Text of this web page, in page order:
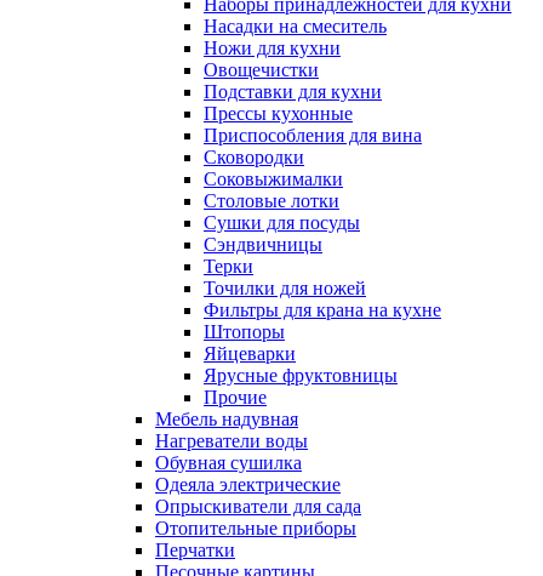
Наборы принадлежностей для кухни
Насадки на смеситель
Ножи для кухни
Овощечистки
Подставки для кухни
Прессы кухонные
Приспособления для вина
Сковородки
Соковыжималки
Столовые лотки
Сушки для посуды
Сэндвичницы
Терки
Точилки для ножей
Фильтры для крана на кухне
Штопоры
Яйцеварки
Ярусные фруктовницы
Прочие
Мебель надувная
Нагреватели воды
Обувная сушилка
Одеяла электрические
Опрыскиватели для сада
Отопительные приборы
Перчатки
Песочные картины